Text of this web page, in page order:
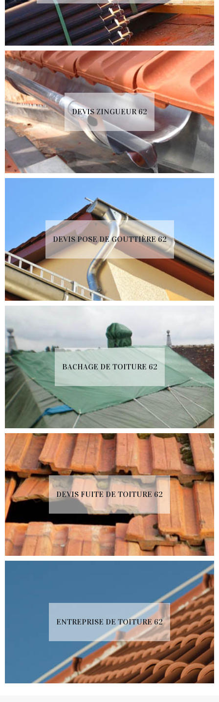
DEVIS ZINGUEUR 62
DEVIS POSE DE GOUTTIÈRE 62
BACHAGE DE TOITURE 62
DEVIS FUITE DE TOITURE 62
ENTREPRISE DE TOITURE 62